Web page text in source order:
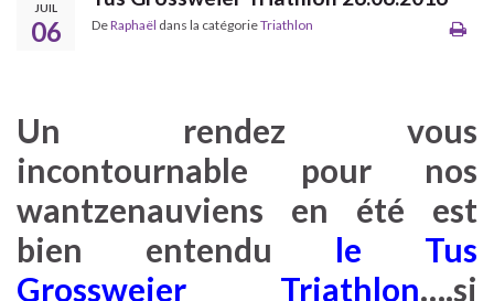
JUIL
06 DeRaphaël dans la catégorieTriathlon
Un rendez vous
incontournable pour nos
wantzenauviens en été est
bien entendu le Tus
Grossweier Triathlon….si